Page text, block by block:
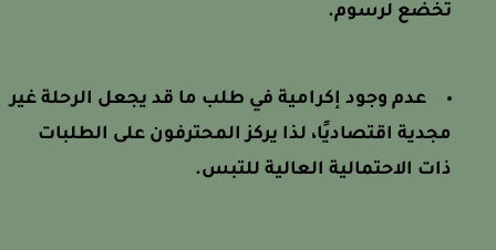
تخضع لرسوم.
عدم وجود إكرامية في طلب ما قد يجعل الرحلة غير
مجدية اقتصاديًا، لذا يركز المحترفون على الطلبات
ذات الاحتمالية العالية للتبس.